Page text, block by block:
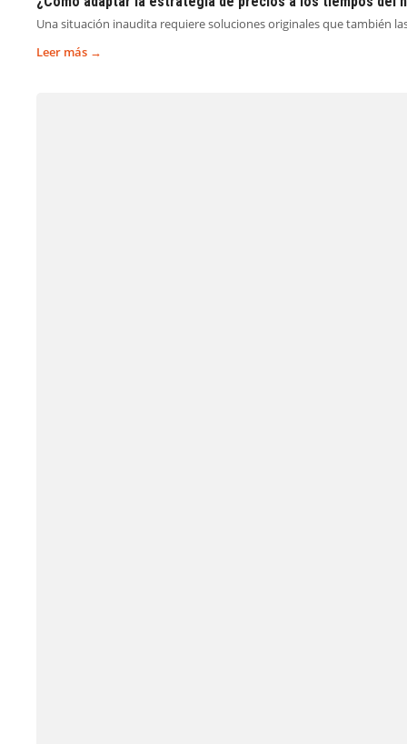
Una situación inaudita requiere soluciones originales que también
Leer más →